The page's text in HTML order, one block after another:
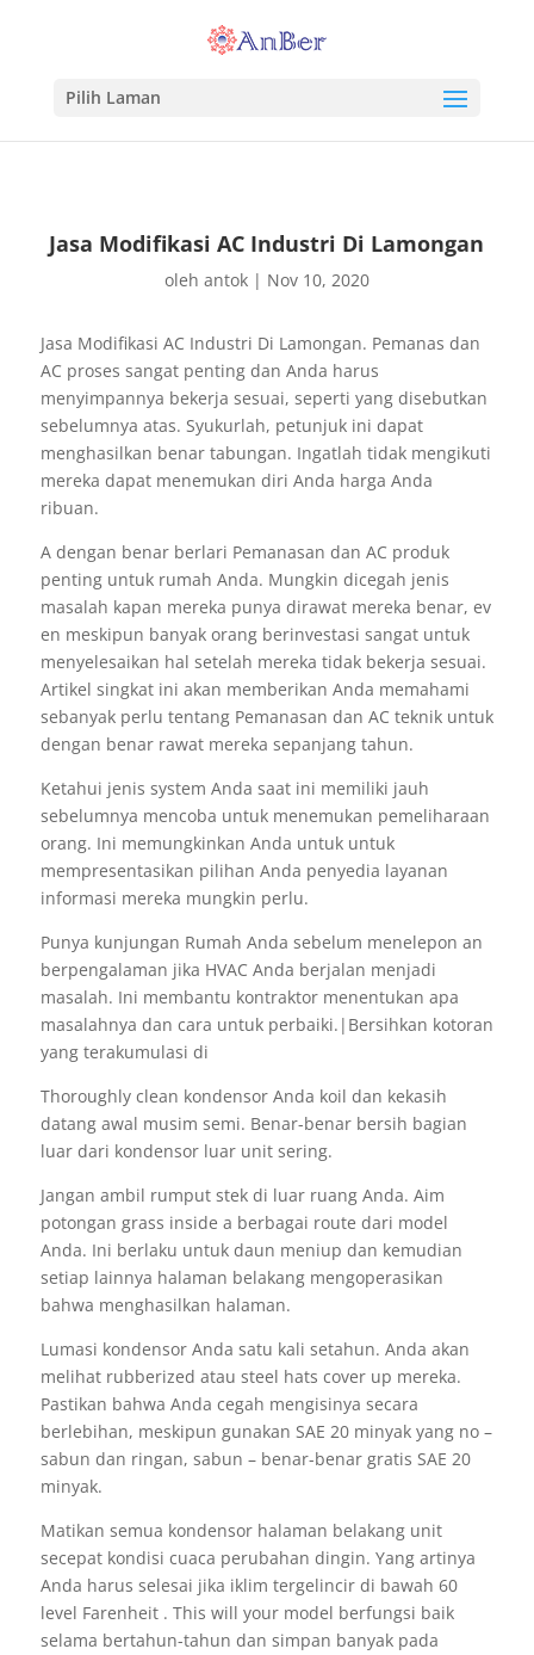
Pilih Laman
Jasa Modifikasi AC Industri Di Lamongan
oleh antok| Nov 10, 2020
Jasa Modifikasi AC Industri Di Lamongan. Pemanas dan
AC proses sangat penting dan Anda harus
menyimpannya bekerja sesuai, seperti yang disebutkan
sebelumnya atas. Syukurlah, petunjuk ini dapat
menghasilkan benar tabungan. Ingatlah tidak mengikuti
mereka dapat menemukan diri Anda harga Anda
ribuan.
A dengan benar berlari Pemanasan dan AC produk
penting untuk rumah Anda. Mungkin dicegah jenis
masalah kapan mereka punya dirawat mereka benar, ev
en meskipun banyak orang berinvestasi sangat untuk
menyelesaikan hal setelah mereka tidak bekerja sesuai.
Artikel singkat ini akan memberikan Anda memahami
sebanyak perlu tentang Pemanasan dan AC teknik untuk
dengan benar rawat mereka sepanjang tahun.
Ketahui jenis system Anda saat ini memiliki jauh
sebelumnya mencoba untuk menemukan pemeliharaan
orang. Ini memungkinkan Anda untuk untuk
mempresentasikan pilihan Anda penyedia layanan
informasi mereka mungkin perlu.
Punya kunjungan Rumah Anda sebelum menelepon an
berpengalaman jika HVAC Anda berjalan menjadi
masalah. Ini membantu kontraktor menentukan apa
masalahnya dan cara untuk perbaiki.|Bersihkan kotoran
yang terakumulasi di
Thoroughly clean kondensor Anda koil dan kekasih
datang awal musim semi. Benar-benar bersih bagian
luar dari kondensor luar unit sering.
Jangan ambil rumput stek di luar ruang Anda. Aim
potongan grass inside a berbagai route dari model
Anda. Ini berlaku untuk daun meniup dan kemudian
setiap lainnya halaman belakang mengoperasikan
bahwa menghasilkan halaman.
Lumasi kondensor Anda satu kali setahun. Anda akan
melihat rubberized atau steel hats cover up mereka.
Pastikan bahwa Anda cegah mengisinya secara
berlebihan, meskipun gunakan SAE 20 minyak yang no –
sabun dan ringan, sabun – benar-benar gratis SAE 20
minyak.
Matikan semua kondensor halaman belakang unit
secepat kondisi cuaca perubahan dingin. Yang artinya
Anda harus selesai jika iklim tergelincir di bawah 60
level Farenheit . This will your model berfungsi baik
selama bertahun-tahun dan simpan banyak pada